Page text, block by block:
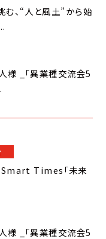
、“人と風土”から始
様 _「異業種交流会5
Smart Times「未来
様 _「異業種交流会5